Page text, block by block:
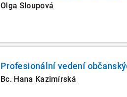
Olga Sloupová
Profesionální vedení
Bc. Hana Kazimírská